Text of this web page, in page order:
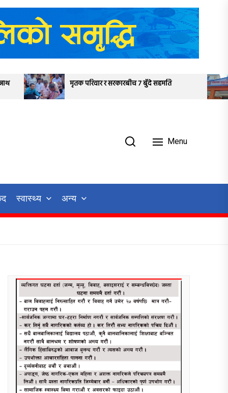
परिवार र सरकारबीच ७ बुँदे सहमति राजविराज
Menu
स्वास्थ्य अन्य